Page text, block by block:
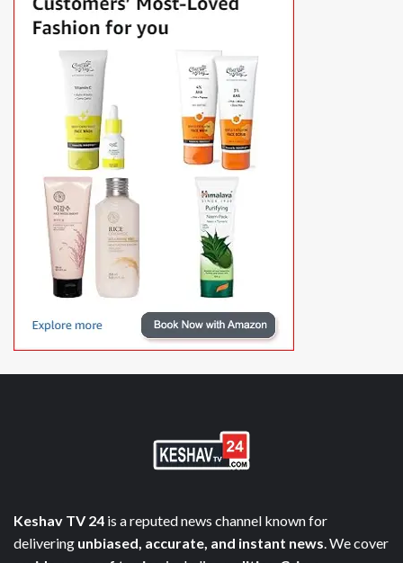
Keshav TV 24 is a reputed news channel known for
delivering unbiased, accurate, and instant news. We cover